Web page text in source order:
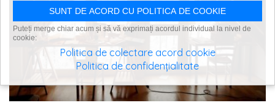
SUNT DE ACORD CU POLITICA DE COOKIE
Puteți merge chiar acum și să vă exprimați acordul individual la nivel de
cookie:
Politica de colectare acord cookie
Politica de confidențialitate